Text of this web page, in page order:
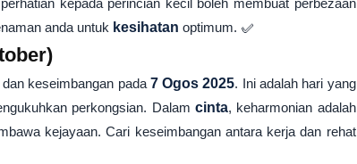
kepada perincian kecil boleh membuat perbezaan
anda untuk kesihatan optimum. ✅
keseimbangan pada 7 Ogos 2025. Ini adalah hari yang
perkongsian. Dalam cinta, keharmonian adalah
kejayaan. Cari keseimbangan antara kerja dan rehat